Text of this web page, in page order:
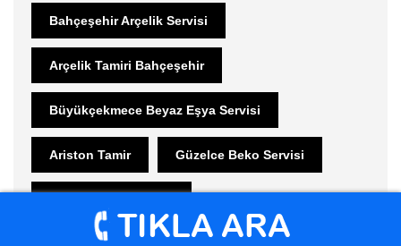
Bahçeşehir Arçelik Servisi
Arçelik Tamiri Bahçeşehir
Büyükçekmece Beyaz Eşya Servisi
Ariston Tamir Güzelce Beko Servisi